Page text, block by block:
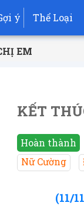
ý Thể Loại
EM
KẾT
Hoàn thành
Nữ Cường
(11/